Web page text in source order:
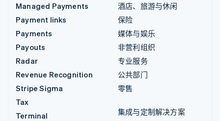
Managed Payments
Payment links
Payments
Payouts
Radar
Revenue Recognition
Stripe Sigma
Tax
Terminal
酒店、旅游与休闲
保险
媒体与娱乐
非营利组织
专业服务
公共部门
零售
集成与定制解决方案